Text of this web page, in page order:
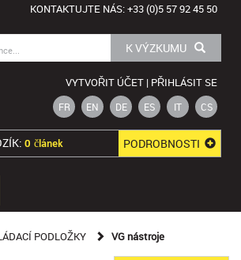
KONTAKTUJTE NÁS: +33 (0)5 57 92 45 50
K VÝZKUMU
VYTVOŘIT ÚČET | PŘIHLÁSIT SE
FR EN DE ES IT CS
0 článek PODROBNOSTI
PODLOŽKY VG nástroje